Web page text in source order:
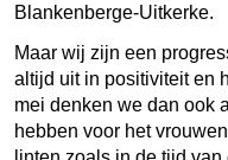
Blankenberge-Uitkerke.
Maar wij zijn een
altijd uit in positiviteit en
mei denken we dan ook
hebben voor het